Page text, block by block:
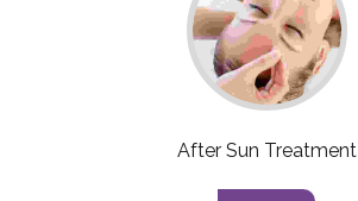
After Sun Treatment